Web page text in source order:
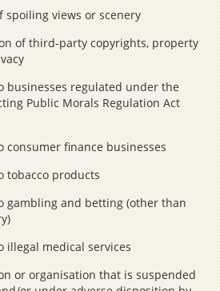
spoiling views or scenery
of third-party copyrights, property
businesses regulated under the
Public Morals Regulation Act
consumer finance businesses
tobacco products
gambling and betting (other than
illegal medical services
or organisation that is suspended